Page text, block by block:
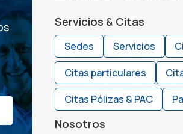
Servicios & Citas
Sedes Servicios
Citas particulares
Citas Pólizas & PAC
Nosotros